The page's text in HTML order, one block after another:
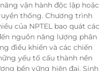
vận hành độc lập hoặc
thống. Chương trình
của NPTEL bao quát các
nguồn năng lượng phân
điều khiển và các chiến
yếu tố cấu thành nền
bền vững hiện đại. Sinh